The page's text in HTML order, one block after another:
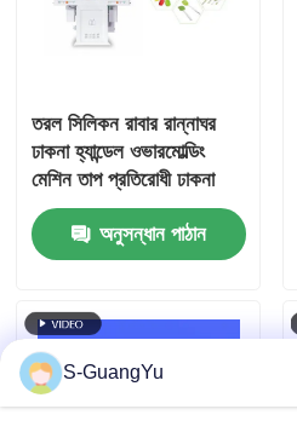
তরল সিলিকন রাবার রান্নাঘর
ঢাকনা হ্যান্ডেল ওভারমোল্ডিং
মেশিন তাপ প্রতিরোধী ঢাকনা
হ্যান্ডেল ছাঁচনির্মাণ মেশিন
অনুসন্ধান পাঠান
S-GuangYu